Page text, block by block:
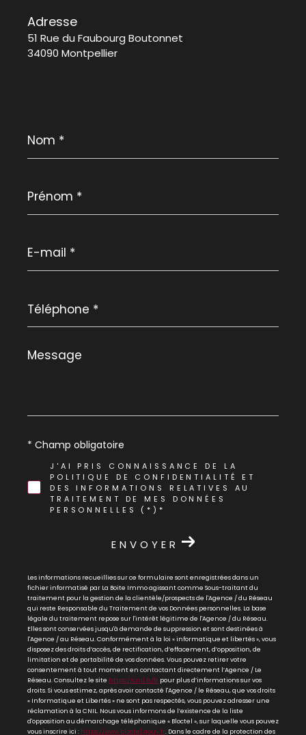
Adresse
51 Rue du Faubourg Boutonnet
34090 Montpellier
*
*
mail
*
*
Message
*
J'AI PRIS CONNAISSANCE DE LA
POLITIQUE DE CONFIDENTIALITÉ ET
DES INFORMATIONS RELATIVES AU
TRAITEMENT DE MES DONNÉES
PERSONNELLES (*)*
* Champ obligatoire
ENVOYER
Les informations recueillies sur ce formulaire sont enregistrées dans un
fichier informatisé par La Boite Immo agissant comme Sous-traitant du
traitement pour la gestion de la clientèle/prospects de l'Agence / du Réseau
qui reste Responsable du Traitement de vos Données personnelles. La base
légale du traitement repose sur l'intérêt légitime de l'Agence / du Réseau.
Elles sont conservées jusqu'à demande de suppression et sont destinées à
l'Agence / au Réseau. Conformément à la loi « informatique et libertés », vous
disposez des droits d’accès, de rectification, d’effacement, d’opposition, de
limitation et de portabilité de vos données. Vous pouvez retirer votre
consentement à tout moment en contactant directement l’Agence / Le
Réseau. Consultez le site https://cnil.fr/fr pour plus d’informations sur vos
droits. Si vous estimez, après avoir contacté l'Agence / le Réseau, que vos droits
« Informatique et Libertés » ne sont pas respectés, vous pouvez adresser une
réclamation à la CNIL. Nous vous informons de l’existence de la liste
d'opposition au démarchage téléphonique « Bloctel », sur laquelle vous pouvez
vous inscrire ici : https://www.bloctel.gouv.fr. Dans le cadre de la protection des